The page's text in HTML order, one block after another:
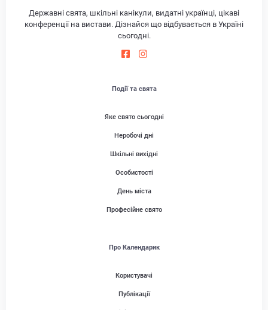
Державні свята, шкільні канікули, видатні українці, цікаві
конференції на вистави. Дізнайся що відбувається в Україні
сьогодні.
Події та свята
Яке свято сьогодні
Неробочі дні
Шкільні вихідні
Особистості
День міста
Професійне свято
Про Календарик
Користувачі
Публікації